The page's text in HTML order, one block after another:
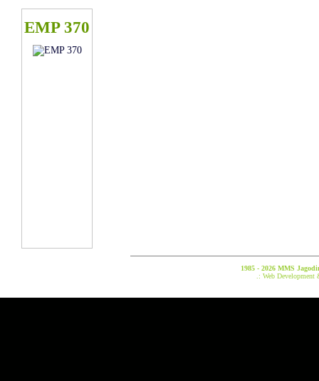
EMP 370
1985 - 2026 MMS
.: Web